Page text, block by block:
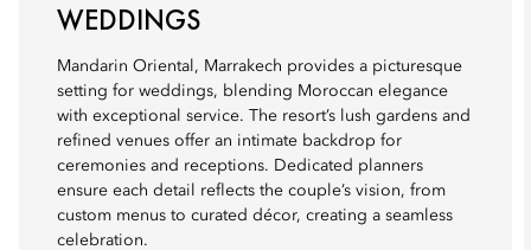
WEDDINGS
Mandarin Oriental, Marrakech provides a picturesque
setting for weddings, blending Moroccan elegance
with exceptional service. The resort’s lush gardens and
refined venues offer an intimate backdrop for
ceremonies and receptions. Dedicated planners
ensure each detail reflects the couple’s vision, from
custom menus to curated décor, creating a seamless
celebration.